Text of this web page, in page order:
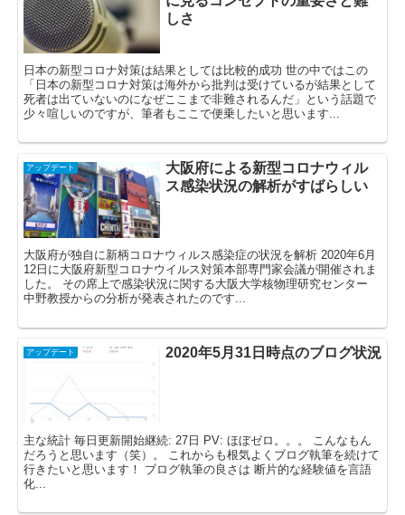
しさ
日本の新型コロナ対策は結果としては比較的成功 世の中ではこの
「日本の新型コロナ対策は海外から批判は受けているが結果として
死者は出ていないのになぜここまで非難されるんだ」という話題で
少々喧しいのですが、筆者もここで便乗したいと思います...
アップデート
大阪府による新型コロナウィル
ス感染状況の解析がすばらしい
大阪府が独自に新柄コロナウィルス感染症の状況を解析 2020年6月
12日に大阪府新型コロナウイルス対策本部専門家会議が開催されま
した。 その席上で感染状況に関する大阪大学核物理研究センター
中野教授からの分析が発表されたのです...
アップデート 2020年5月31日時点のブログ状況
主な統計 毎日更新開始継続: 27日 PV: ほぼゼロ。。。 こんなもん
だろうと思います（笑）。 これからも根気よくブログ執筆を続けて
行きたいと思います！ ブログ執筆の良さは 断片的な経験値を言語
化...